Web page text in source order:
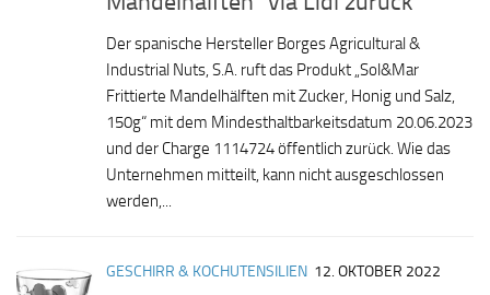
Der spanische Hersteller Borges Agricultural &
Industrial Nuts, S.A. ruft das Produkt „Sol&Mar
Frittierte Mandelhälften mit Zucker, Honig und Salz,
150g“ mit dem Mindesthaltbarkeitsdatum 20.06.2023
und der Charge 1114724 öffentlich zurück. Wie das
Unternehmen mitteilt, kann nicht ausgeschlossen
werden,...
GESCHIRR & KOCHUTENSILIEN 12. OKTOBER 2022